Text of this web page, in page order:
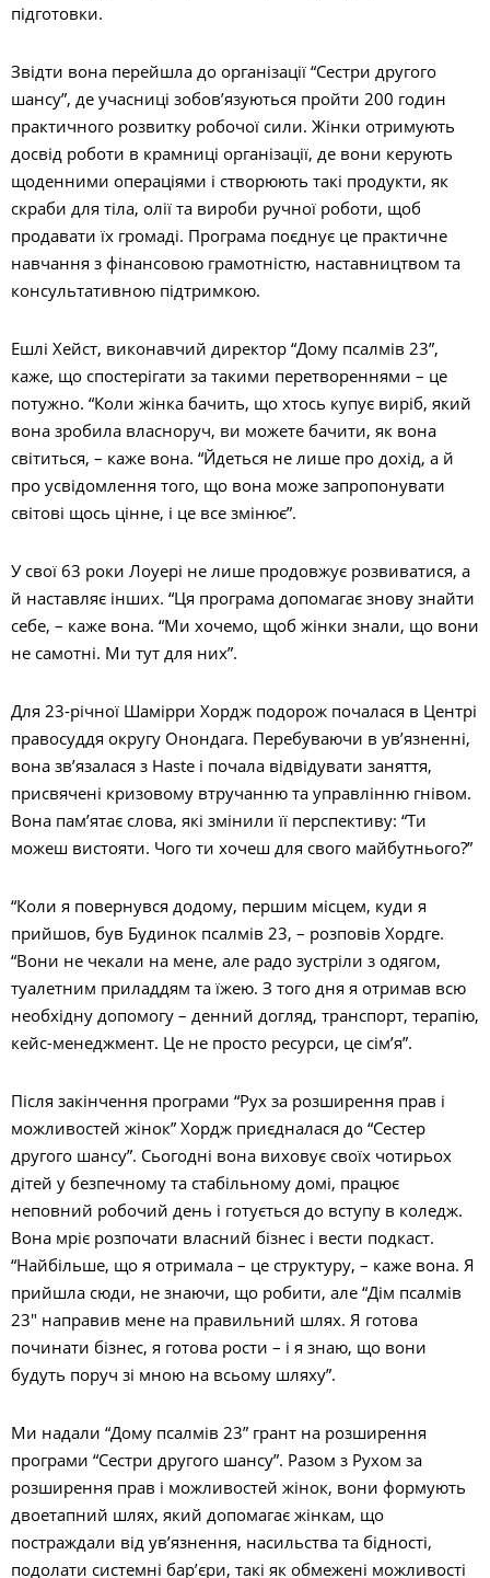
підготовки.
Звідти вона перейшла до організації “Сестри другого
шансу”, де учасниці зобов’язуються пройти 200 годин
практичного розвитку робочої сили. Жінки отримують
досвід роботи в крамниці організації, де вони керують
щоденними операціями і створюють такі продукти, як
скраби для тіла, олії та вироби ручної роботи, щоб
продавати їх громаді. Програма поєднує це практичне
навчання з фінансовою грамотністю, наставництвом та
консультативною підтримкою.
Ешлі Хейст, виконавчий директор “Дому псалмів 23”,
каже, що спостерігати за такими перетвореннями – це
потужно. “Коли жінка бачить, що хтось купує виріб, який
вона зробила власноруч, ви можете бачити, як вона
світиться, – каже вона. “Йдеться не лише про дохід, а й
про усвідомлення того, що вона може запропонувати
світові щось цінне, і це все змінює”.
У свої 63 роки Лоуері не лише продовжує розвиватися, а
й наставляє інших. “Ця програма допомагає знову знайти
себе, – каже вона. “Ми хочемо, щоб жінки знали, що вони
не самотні. Ми тут для них”.
Для 23-річної Шамірри Хордж подорож почалася в Центрі
правосуддя округу Онондага. Перебуваючи в ув’язненні,
вона зв’язалася з Haste і почала відвідувати заняття,
присвячені кризовому втручанню та управлінню гнівом.
Вона пам’ятає слова, які змінили її перспективу: “Ти
можеш вистояти. Чого ти хочеш для свого майбутнього?”
“Коли я повернувся додому, першим місцем, куди я
прийшов, був Будинок псалмів 23, – розповів Хордге.
“Вони не чекали на мене, але радо зустріли з одягом,
туалетним приладдям та їжею. З того дня я отримав всю
необхідну допомогу – денний догляд, транспорт, терапію,
кейс-менеджмент. Це не просто ресурси, це сім’я”.
Після закінчення програми “Рух за розширення прав і
можливостей жінок” Хордж приєдналася до “Сестер
другого шансу”. Сьогодні вона виховує своїх чотирьох
дітей у безпечному та стабільному домі, працює
неповний робочий день і готується до вступу в коледж.
Вона мріє розпочати власний бізнес і вести подкаст.
“Найбільше, що я отримала – це структуру, – каже вона. Я
прийшла сюди, не знаючи, що робити, але “Дім псалмів
23″ направив мене на правильний шлях. Я готова
починати бізнес, я готова рости – і я знаю, що вони
будуть поруч зі мною на всьому шляху”.
Ми надали “Дому псалмів 23” грант на розширення
програми “Сестри другого шансу”. Разом з Рухом за
розширення прав і можливостей жінок, вони формують
двоетапний шлях, який допомагає жінкам, що
постраждали від ув’язнення, насильства та бідності,
подолати системні бар’єри, такі як обмежені можливості